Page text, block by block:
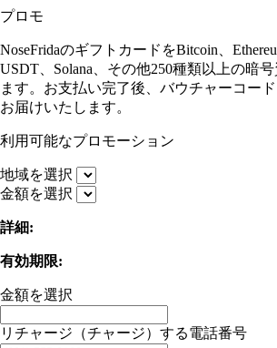
プロモ
NoseFridaのギフトカードをBitcoin、
USDT、Solana、その他250種類以上の暗
ます。お支払い完了後、バウチャーコー
お届けいたします。
利用可能なプロモーション
地域を選択
金額を選択
詳細:
有効期限:
金額を選択
リチャージ（チャージ）する電話番号